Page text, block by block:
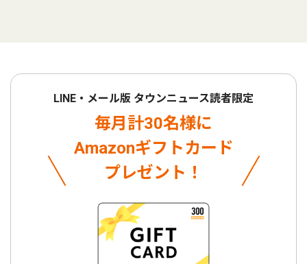
LINE・メール版 タウンニュース読者限定
毎月計30名様に
Amazonギフトカード
プレゼント！